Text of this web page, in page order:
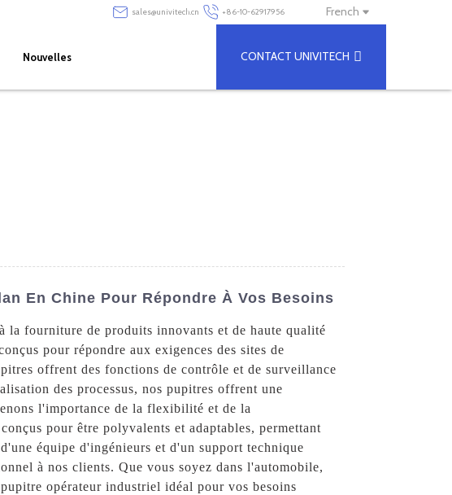
sales@univitech.cn +86-10-62917956 French
Nouvelles CONTACT UNIVITECH
En Chine Pour Répondre À Vos Besoins
la fourniture de produits innovants et de haute qualité
pour répondre aux exigences des sites de
offrent des fonctions de contrôle et de surveillance
des processus, nos pupitres offrent une
l'importance de la flexibilité et de la
pour être polyvalents et adaptables, permettant
équipe d'ingénieurs et d'un support technique
à nos clients. Que vous soyez dans l'automobile,
opérateur industriel idéal pour vos besoins